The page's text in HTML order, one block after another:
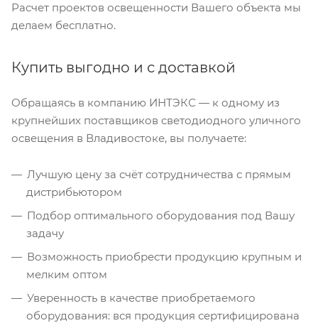
Расчет проектов освещенности Вашего объекта мы
делаем бесплатно.
Купить выгодно и с доставкой
Обращаясь в компанию ИНТЭКС — к одному из
крупнейших поставщиков светодиодного уличного
освещения в Владивостоке, вы получаете:
Лучшую цену за счёт сотрудничества с прямым
дистрибьютором
Подбор оптимального оборудования под Вашу
задачу
Возможность приобрести продукцию крупным и
мелким оптом
Уверенность в качестве приобретаемого
оборудования: вся продукция сертифицирована